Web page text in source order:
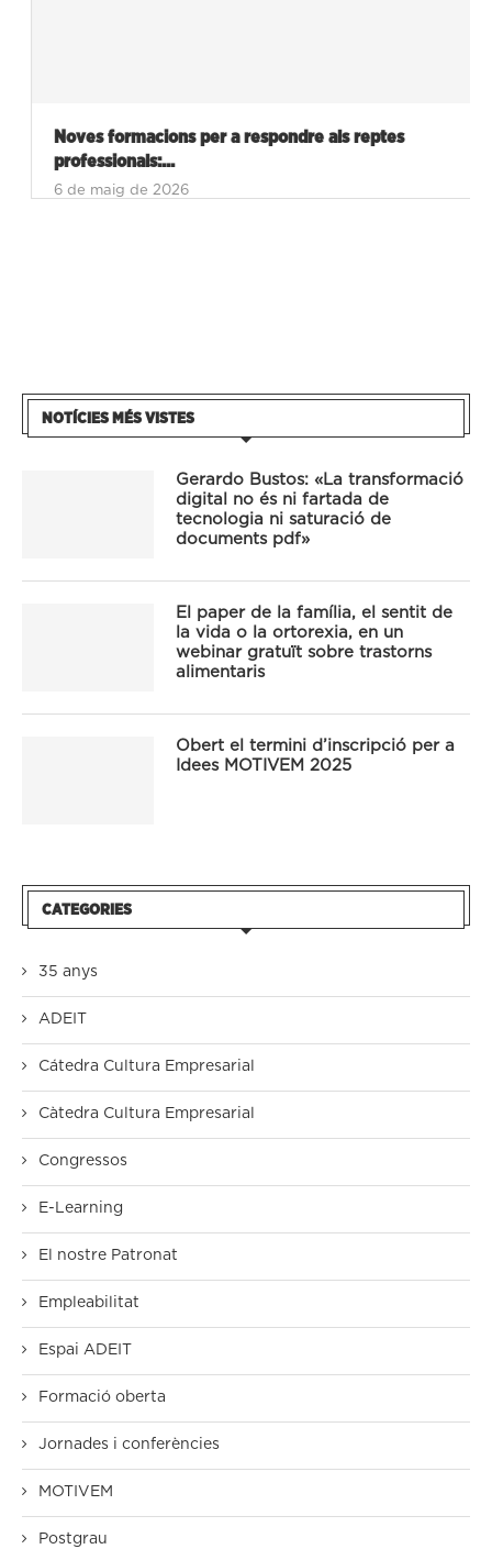
Noves formacions per a respondre als reptes
professionals:...
6 de maig de 2026
NOTÍCIES MÉS VISTES
Gerardo Bustos: «La transformació
digital no és ni fartada de
tecnologia ni saturació de
documents pdf»
El paper de la família, el sentit de
la vida o la ortorexia, en un
webinar gratuït sobre trastorns
alimentaris
Obert el termini d’inscripció per a
Idees MOTIVEM 2025
CATEGORIES
35 anys
ADEIT
Cátedra Cultura Empresarial
Càtedra Cultura Empresarial
Congressos
E-Learning
El nostre Patronat
Empleabilitat
Espai ADEIT
Formació oberta
Jornades i conferències
MOTIVEM
Postgrau